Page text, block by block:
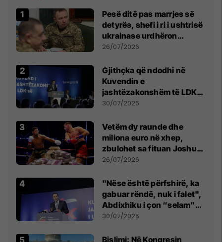
Pesë ditë pas marrjes së
detyrës, shefi i ri i ushtrisë
ukrainase urdhëron
kontroll të madh
26/07/2026
Gjithçka që ndodhi në
Kuvendin e
jashtëzakonshëm të LDK-
së
30/07/2026
Vetëm dy raunde dhe
miliona euro në xhep,
zbulohet sa fituan Joshua
e Prenga
26/07/2026
"Nëse është përfshirë, ka
gabuar rëndë, nuk i falet",
Abdixhiku i çon “selam”
Përparim Ramës
30/07/2026
Bislimi: Në Kongresin